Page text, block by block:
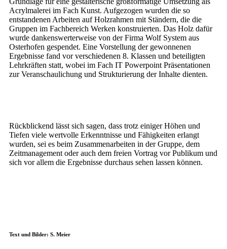
Acrylmalerei im Fach Kunst. Aufgezogen wurden die so
entstandenen Arbeiten auf Holzrahmen mit Ständern, die die
Gruppen im Fachbereich Werken konstruierten. Das Holz dafür
wurde dankenswerterweise von der Firma Wolf System aus
Osterhofen gespendet. Eine Vorstellung der gewonnenen
Ergebnisse fand vor verschiedenen 8. Klassen und beteiligten
Lehrkräften statt, wobei im Fach IT Powerpoint Präsentationen
zur Veranschaulichung und Strukturierung der Inhalte dienten.
Rückblickend lässt sich sagen, dass trotz einiger Höhen und
Tiefen viele wertvolle Erkenntnisse und Fähigkeiten erlangt
wurden, sei es beim Zusammenarbeiten in der Gruppe, dem
Zeitmanagement oder auch dem freien Vortrag vor Publikum und
sich vor allem die Ergebnisse durchaus sehen lassen können.
Text und Bilder: S. Meier